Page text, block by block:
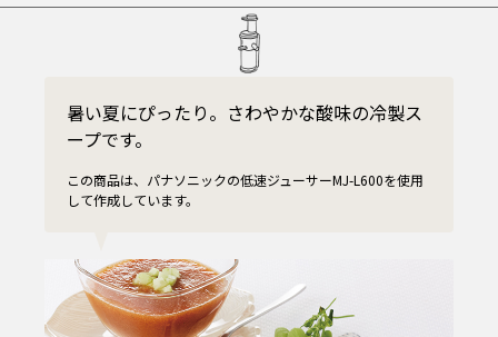
プ
暑い夏にぴったり。さわやかな酸味の冷製ス
ープです。
この商品は、パナソニックの低速ジューサーMJ-L600を使用
して作成しています。